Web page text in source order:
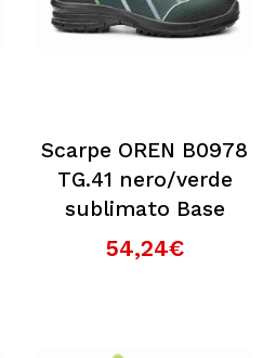
Scarpe OREN B0978
TG.41 nero/verde
sublimato Base
54,24€